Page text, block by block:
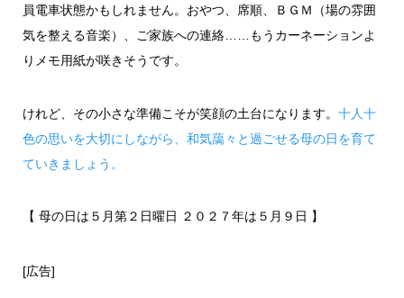
員電車状態かもしれません。おやつ、席順、ＢＧＭ（場の雰囲
気を整える音楽）、ご家族への連絡……もうカーネーションよ
りメモ用紙が咲きそうです。
けれど、その小さな準備こそが笑顔の土台になります。 十人十
色の思いを大切にしながら、和気藹々と過ごせる母の日を育て
ていきましょう。
【 母の日は５月第２日曜日 ２０２７年は５月９日 】
[広告]